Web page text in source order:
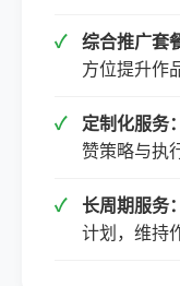
综合推广套
方位提升作
定制化服务：
赞策略与执
长周期服务：
计划，维持